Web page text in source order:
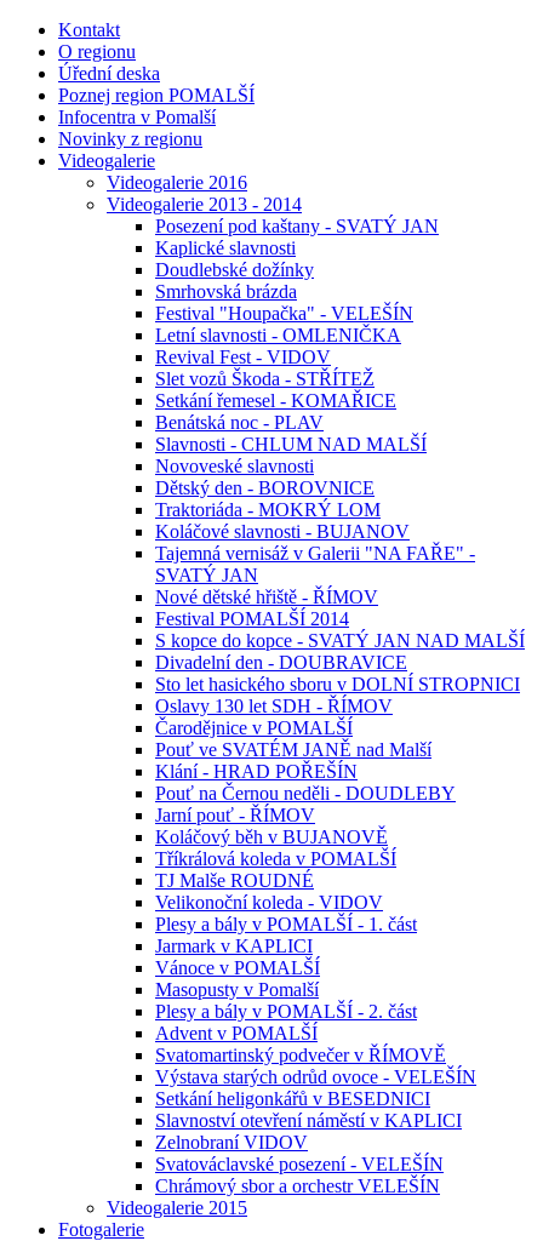
Kontakt
O regionu
Úřední deska
Poznej region POMALŠÍ
Infocentra v Pomalší
Novinky z regionu
Videogalerie
Videogalerie 2016
Videogalerie 2013 - 2014
Posezení pod kaštany - SVATÝ JAN
Kaplické slavnosti
Doudlebské dožínky
Smrhovská brázda
Festival "Houpačka" - VELEŠÍN
Letní slavnosti - OMLENIČKA
Revival Fest - VIDOV
Slet vozů Škoda - STŘÍTEŽ
Setkání řemesel - KOMAŘICE
Benátská noc - PLAV
Slavnosti - CHLUM NAD MALŠÍ
Novoveské slavnosti
Dětský den - BOROVNICE
Traktoriáda - MOKRÝ LOM
Koláčové slavnosti - BUJANOV
Tajemná vernisáž v Galerii "NA FAŘE" -
SVATÝ JAN
Nové dětské hřiště - ŘÍMOV
Festival POMALŠÍ 2014
S kopce do kopce - SVATÝ JAN NAD MALŠÍ
Divadelní den - DOUBRAVICE
Sto let hasického sboru v DOLNÍ STROPNICI
Oslavy 130 let SDH - ŘÍMOV
Čarodějnice v POMALŠÍ
Pouť ve SVATÉM JANĚ nad Malší
Klání - HRAD POŘEŠÍN
Pouť na Černou neděli - DOUDLEBY
Jarní pouť - ŘÍMOV
Koláčový běh v BUJANOVĚ
Tříkrálová koleda v POMALŠÍ
TJ Malše ROUDNÉ
Velikonoční koleda - VIDOV
Plesy a bály v POMALŠÍ - 1. část
Jarmark v KAPLICI
Vánoce v POMALŠÍ
Masopusty v Pomalší
Plesy a bály v POMALŠÍ - 2. část
Advent v POMALŠÍ
Svatomartinský podvečer v ŘÍMOVĚ
Výstava starých odrůd ovoce - VELEŠÍN
Setkání heligonkářů v BESEDNICI
Slavnoství otevření náměstí v KAPLICI
Zelnobraní VIDOV
Svatováclavské posezení - VELEŠÍN
Chrámový sbor a orchestr VELEŠÍN
Videogalerie 2015
Fotogalerie